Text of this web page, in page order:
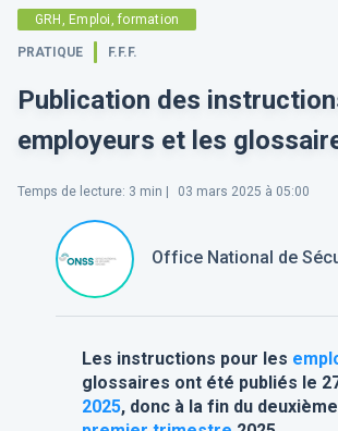
GRH, Emploi, formation
PRATIQUE F.F.F.
Publication des
employeurs et les
Temps de lecture: 3 min | 03 mars 2025 à 05:00
Office National de
Les instructions pour les
glossaires ont été publiés le
2025, donc à la fin du